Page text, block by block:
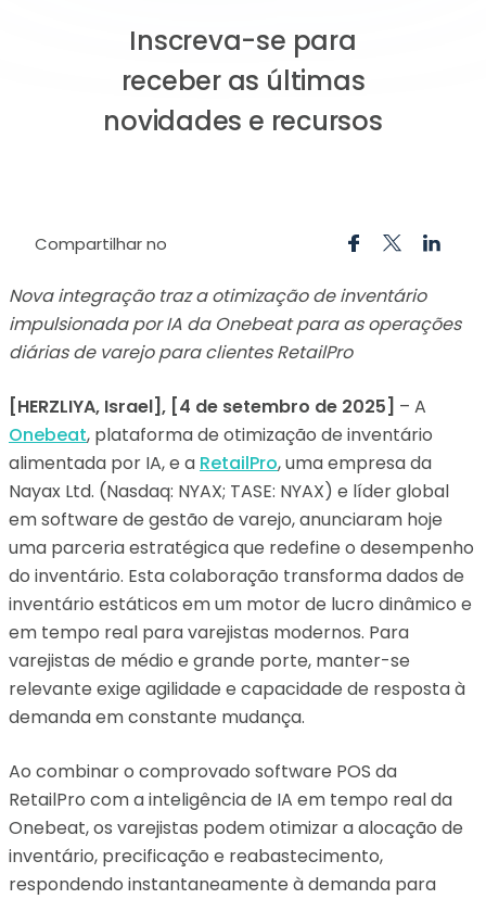
Inscreva-se para
receber as últimas
novidades e recursos
Compartilhar no
Nova integração traz a otimização de inventário
impulsionada por IA da Onebeat para as operações
diárias de varejo paraclientes RetailPro
[HERZLIYA, Israel], [4 de setembro de 2025] – A
Onebeat, plataforma de otimização de inventário
alimentada por IA, e a RetailPro, uma empresa da
Nayax Ltd. (Nasdaq: NYAX; TASE: NYAX) e líder global
em software de gestão de varejo, anunciaram hoje
uma parceria estratégica que redefine o desempenho
do inventário. Esta colaboração transforma dados de
inventário estáticos em um motor de lucro dinâmico e
em tempo real para varejistas modernos. Para
varejistas de médio e grande porte, manter-se
relevante exige agilidade e capacidade de resposta à
demanda em constante mudança.
Ao combinar o comprovado software POS da
RetailPro com a inteligência de IA em tempo real da
Onebeat, os varejistas podem otimizar a alocação de
inventário, precificação e reabastecimento,
respondendo instantaneamente à demanda para